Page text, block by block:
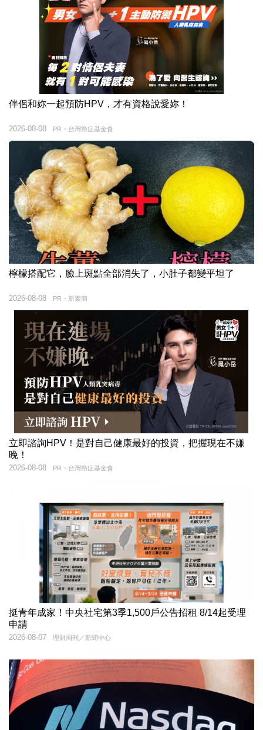
伴侶和妳一起預防HPV，才有資格說愛妳！
PR・台灣癌症基金會
2026-08-08
檸檬搭配它，臉上斑點全部消失了，小肚子都變平坦了
PR・新素簡
2026-08-08
立即諮詢HPV！是對自己健康最好的投資，把握現在不嫌
晚！
PR・台灣癌症基金會
2026-08-08
挺青年成家！中央社宅第3季1,500戶公告招租 8/14起受理
申請
理財周刊／新聞中心
2026-08-07